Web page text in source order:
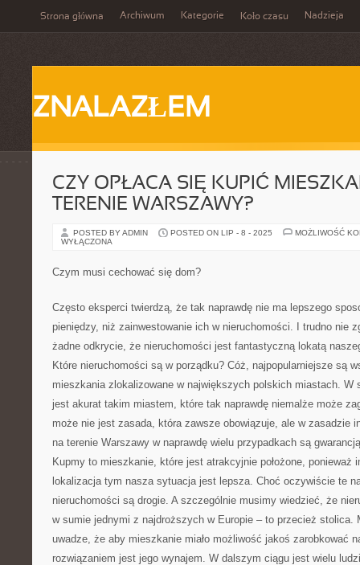
Strona główna Archiwum Kategorie Koło czasu Nadzieja
ZNALAZŁEM
CZY OPŁACA SIĘ KUPIĆ
TERENIE WARSZAWY?
POSTED BY ADMIN POSTED ON LIP - 8 - 2025
MOŻLIWOŚĆ
WYŁĄCZONA
Czym musi cechować się dom?
Często eksperci twierdzą, że tak naprawdę nie ma lepszego
pieniędzy, niż zainwestowanie ich w nieruchomości. I trudno nie
żadne odkrycie, że nieruchomości jest fantastyczną lokatą
Które nieruchomości są w porządku? Cóż, najpopularniejsze są
mieszkania zlokalizowane w największych polskich miastach. W
jest akurat takim miastem, które tak naprawdę niemalże może
może nie jest zasada, która zawsze obowiązuje, ale w zasadzie
na terenie Warszawy w naprawdę wielu przypadkach są
Kupmy to mieszkanie, które jest atrakcyjnie położone, ponieważ
lokalizacja tym nasza sytuacja jest lepsza. Choć oczywiście te
nieruchomości są drogie. A szczególnie musimy wiedzieć, że
w sumie jednymi z najdroższych w Europie – to przecież stolica.
uwadze, że aby mieszkanie miało możliwość jakoś zarobkować
rozwiązaniem jest jego wynajem. W dalszym ciągu jest wielu